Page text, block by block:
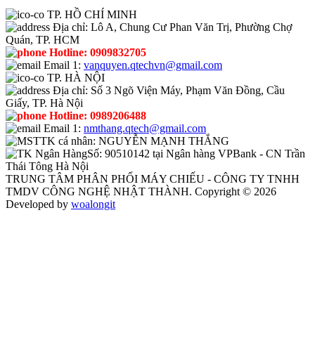
TP. HỒ CHÍ MINH
Địa chỉ: Lô A, Chung Cư Phan Văn Trị, Phường Chợ
Quán, TP. HCM
Hotline: 0909832705
Email 1: vanquyen.qtechvn@gmail.com
TP. HÀ NỘI
Địa chỉ: Số 3 Ngõ Viện Máy, Phạm Văn Đồng, Cầu
Giấy, TP. Hà Nội
Hotline: 0989206488
Email 1: nmthang.qtech@gmail.com
TK cá nhân: NGUYỄN MẠNH THẮNG
Số: 90510142 tại Ngân hàng VPBank - CN Trần
Thái Tông Hà Nội
TRUNG TÂM PHÂN PHỐI MÁY CHIẾU - CÔNG TY TNHH
TMDV CÔNG NGHỆ NHẬT THÀNH. Copyright © 2026
Developed by woalongit